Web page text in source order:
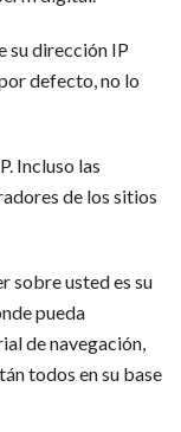
su dirección IP
defecto, no lo
Incluso las
de los sitios
sobre usted es su
pueda
de navegación,
todos en su base